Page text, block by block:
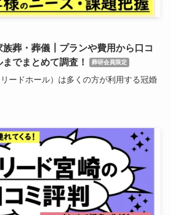
族葬・葬儀┃プランや費用から口コ
でまとめて調査！
葬研会員限定
ードホール）は多くの方が利用する冠婚